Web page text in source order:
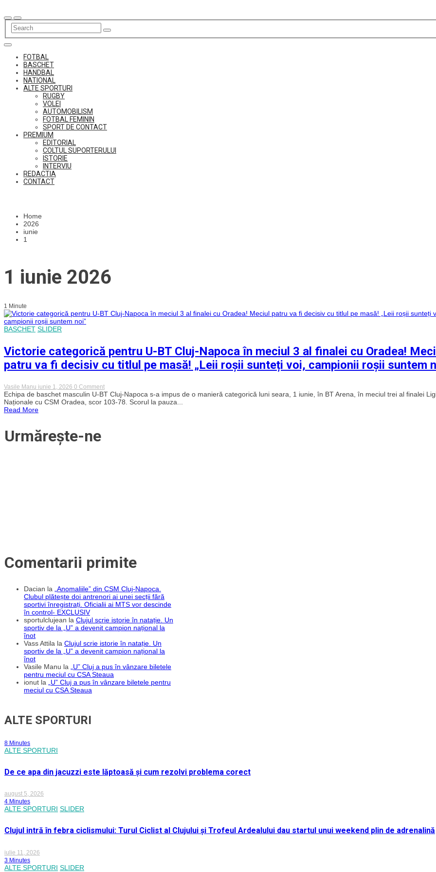
to
content
FOTBAL
BASCHET
HANDBAL
NATIONAL
ALTE SPORTURI
RUGBY
VOLEI
AUTOMOBILISM
FOTBAL FEMININ
SPORT DE CONTACT
PREMIUM
EDITORIAL
COLTUL SUPORTERULUI
ISTORIE
INTERVIU
REDACTIA
CONTACT
Home
2026
iunie
1
1 iunie 2026
1 Minute
BASCHET SLIDER
Victorie categorică pentru U-BT Cluj-Napoca în meciul 3 al finalei cu Oradea!
patru va fi decisiv cu titlul pe masă! „Leii roșii sunteți voi, campionii roșii suntem
Vasile Manu iunie 1, 2026 0 Commenton
Victorie
categorică
pentru
sunteți
voi,
suntem
noi”
Echipa de baschet masculin U-BT Cluj-Napoca s-a impus de o manieră categorică luni seara, 1 iunie, în BT Arena, în meciul trei al finalei
Naționale cu CSM Oradea, scor 103-78. Scorul la pauza...
Read More
Urmărește-ne
Comentarii primite
Dacian la
„Anomaliile” din CSM Cluj-Napoca.
Clubul plătește doi antrenori ai unei secții fără
sportivi înregistrați. Oficialii ai MTS vor descinde
în control- EXCLUSIV
sportulclujean la Clujul scrie istorie în natație. Un
sportiv de la „U” a devenit campion național la
înot
Vass Attila la Clujul scrie istorie în natație. Un
sportiv de la „U” a devenit campion național la
înot
Vasile Manu la
„U” Cluj a pus în vânzare biletele
pentru meciul cu CSA Steaua
ionut la
„U” Cluj a pus în vânzare biletele pentru
meciul cu CSA Steaua
ALTE SPORTURI
8 Minutes
ALTE SPORTURI
De ce apa din jacuzzi este lăptoasă și cum rezolvi problema corect
august 5, 2026
4 Minutes
ALTE SPORTURI SLIDER
Clujul intră în febra ciclismului: Turul Ciclist al Clujului și Trofeul Ardealului dau startul unui weekend plin de adrenalină
iulie 11, 2026
3 Minutes
ALTE SPORTURI SLIDER